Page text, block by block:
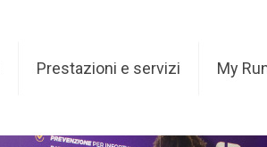
Prestazioni e servizi My